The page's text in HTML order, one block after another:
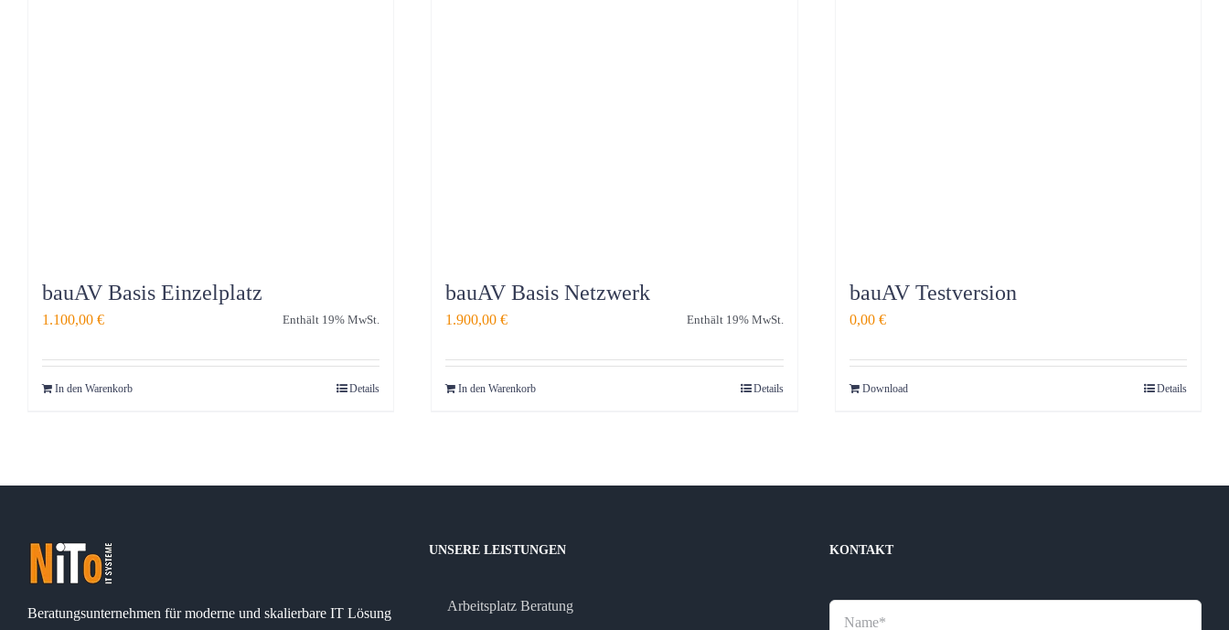
bauAV Basis Einzelplatz
1.100,00 € Enthält 19% MwSt.
In den Warenkorb Details
bauAV Basis Netzwerk
1.900,00€ Enthält 19% MwSt.
In den Warenkorb Details
bauAV Testversion
0,00 €
Download Details
Beratungsunternehmen für moderne und skalierbare IT Lösung
UNSERE LEISTUNGEN
Arbeitsplatz Beratung
KONTAKT